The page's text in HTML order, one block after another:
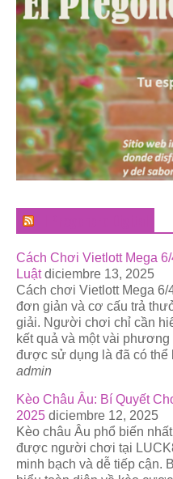
Cách Chơi Vietlott Mega
Luật diciembre 13, 2025
Cách chơi Vietlott Mega
đơn giản và cơ cấu trả
giải. Người chơi chỉ cần
kết quả và một vài
được sử dụng là đã có thể
admin
Kèo Châu Âu: Bí Quyết
2025 diciembre 12, 2025
Kèo châu Âu phổ biến
được người chơi tại
minh bạch và dễ tiếp cận.